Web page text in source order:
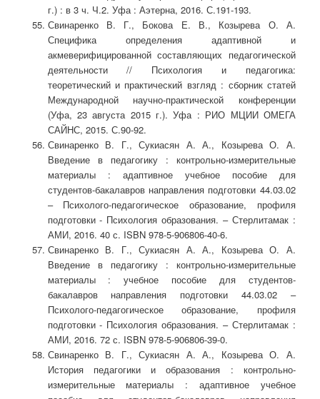
г.) : в 3 ч. Ч.2. Уфа : Аэтерна, 2016. С.191-193.
Свинаренко В. Г., Бокова Е. В., Козырева О. А.
Специфика определения адаптивной и
акмеверифицированной составляющих педагогической
деятельности // Психология и педагогика:
теоретический и практический взгляд : сборник статей
Международной научно-практической конференции
(Уфа, 23 августа 2015 г.). Уфа : РИО МЦИИ ОМЕГА
САЙНС, 2015. С.90-92.
Свинаренко В. Г., Сукиасян А. А., Козырева О. А.
Введение в педагогику : контрольно-измерительные
материалы : адаптивное учебное пособие для
студентов-бакалавров направления подготовки 44.03.02
– Психолого-педагогическое образование, профиля
подготовки - Психология образования. – Стерлитамак :
АМИ, 2016. 40 с. ISBN 978-5-906806-40-6.
Свинаренко В. Г., Сукиасян А. А., Козырева О. А.
Введение в педагогику : контрольно-измерительные
материалы : учебное пособие для студентов-
бакалавров направления подготовки 44.03.02 –
Психолого-педагогическое образование, профиля
подготовки - Психология образования. – Стерлитамак :
АМИ, 2016. 72 с. ISBN 978-5-906806-39-0.
Свинаренко В. Г., Сукиасян А. А., Козырева О. А.
История педагогики и образования : контрольно-
измерительные материалы : адаптивное учебное